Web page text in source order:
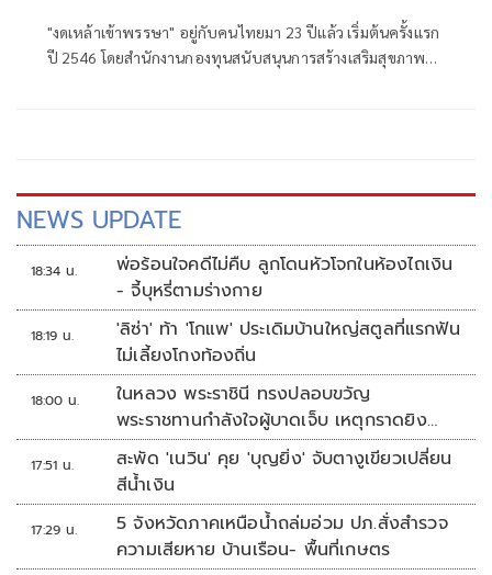
"งดเหล้าเข้าพรรษา" อยู่กับคนไทยมา 23 ปีแล้ว เริ่มต้นครั้งแรก
ปี 2546 โดยสำนักงานกองทุนสนับสนุนการสร้างเสริมสุขภาพ
NEWS UPDATE
18:34 น.
พ่อร้อนใจคดีไม่คืบ ลูกโดนหัวโจกในห้องไถเงิน
- จี้บุหรี่ตามร่างกาย
18:19 น.
'ลิซ่า' ท้า 'โกแพ' ประเดิมบ้านใหญ่สตูลที่แรกฟัน
ไม่เลี้ยงโกงท้องถิ่น
18:00 น.
ในหลวง พระราชินี ทรงปลอบขวัญ
พระราชทานกำลังใจผู้บาดเจ็บ เหตุกราดยิง
รร.เทพศิรินทร์นนทบุรี
17:51 น.
สะพัด 'เนวิน' คุย 'บุญยิ่ง' จับตางูเขียวเปลี่ยน
สีน้ำเงิน
17:29 น.
5 จังหวัดภาคเหนือน้ำถล่มอ่วม ปภ.สั่งสำรวจ
ความเสียหาย บ้านเรือน- พื้นที่เกษตร